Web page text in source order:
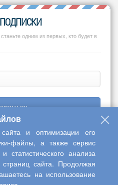
одним из первых, кто будет в
сотрудничества «Интерактив
и оптимизации его
файлы, а также сервис
статистического анализа
сайта. Продолжая
на использование